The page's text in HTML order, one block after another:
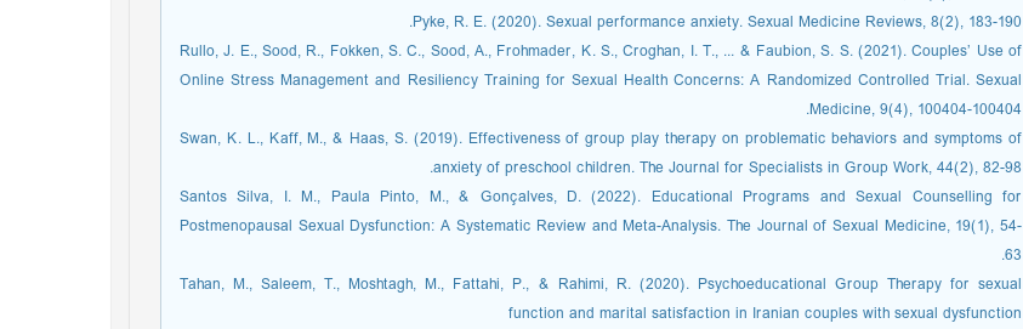
Pyke, R. E. (2020). Sexual performance anxiety. Sexual Medicine Reviews, 8(2), 183-190.
Rullo, J. E., Sood, R., Fokken, S. C., Sood, A., Frohmader, K. S., Croghan, I. T., ... & Faubion, S. S. (2021). Couples’ Use of
Online Stress Management and Resiliency Training for Sexual Health Concerns: A Randomized Controlled Trial. Sexual
Medicine, 9(4), 100404-100404.
Swan, K. L., Kaff, M., & Haas, S. (2019). Effectiveness of group play therapy on problematic behaviors and symptoms of
anxiety of preschool children. The Journal for Specialists in Group Work, 44(2), 82-98.
Santos Silva, I. M., Paula Pinto, M., & Gonçalves, D. (2022). Educational Programs and Sexual Counselling for
Postmenopausal Sexual Dysfunction: A Systematic Review and Meta-Analysis. The Journal of Sexual Medicine, 19(1), 54-
63.
Tahan, M., Saleem, T., Moshtagh, M., Fattahi, P., & Rahimi, R. (2020). Psychoeducational Group Therapy for sexual
function and marital satisfaction in Iranian couples with sexual dysfunction